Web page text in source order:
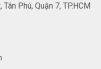
Phú, Quận 7, TP.HCM